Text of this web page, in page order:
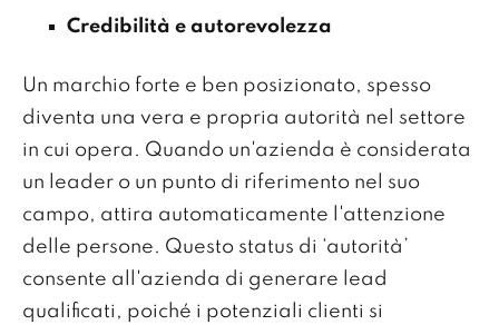
Credibilità e autorevolezza
Un marchio forte e ben posizionato, spesso
diventa una vera e propria autorità nel settore
in cui opera. Quando un'azienda è considerata
un leader o un punto di riferimento nel suo
campo, attira automaticamente l'attenzione
delle persone. Questo status di ‘autorità’
consente all'azienda di generare lead
qualificati, poiché i potenziali clienti si